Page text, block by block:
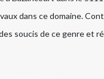
dans ce domaine.
soucis de ce genre et